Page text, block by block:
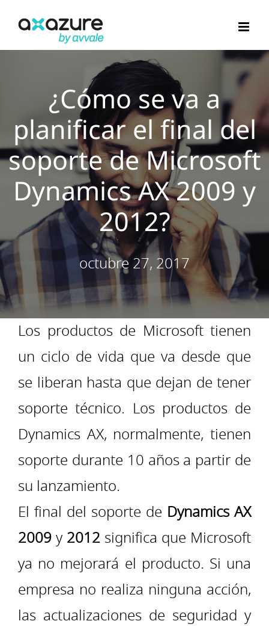
¿Cómo se va a
planificar el final del
soporte de Microsoft
Dynamics AX 2009 y
2012?
octubre 27, 2017
Los productos de Microsoft tienen
un ciclo de vida que va desde que
se liberan hasta que dejan de tener
soporte técnico. Los productos de
Dynamics AX, normalmente, tienen
soporte durante 10 años a partir de
su lanzamiento.
El final del soporte de Dynamics AX
2009y2012 significa que Microsoft
ya no mejorará el producto. Si una
empresa no realiza ninguna acción,
las actualizaciones de seguridad y